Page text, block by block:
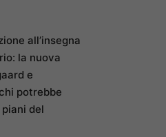
all’insegna
la nuova
e
potrebbe
del